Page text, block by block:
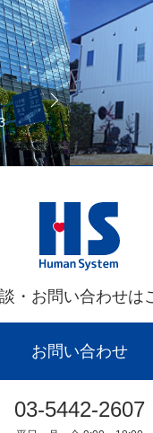
・お問い合わせは
お問い合わせ
03-5442-2607